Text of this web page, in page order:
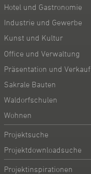
Hotel und Gastronomie
Industrie und Gewerbe
Kunst und Kultur
Office und Verwaltung
Präsentation und Verkauf
Sakrale Bauten
Waldorfschulen
Wohnen
Projektsuche
Projektdownloadsuche
Projektinspirationen